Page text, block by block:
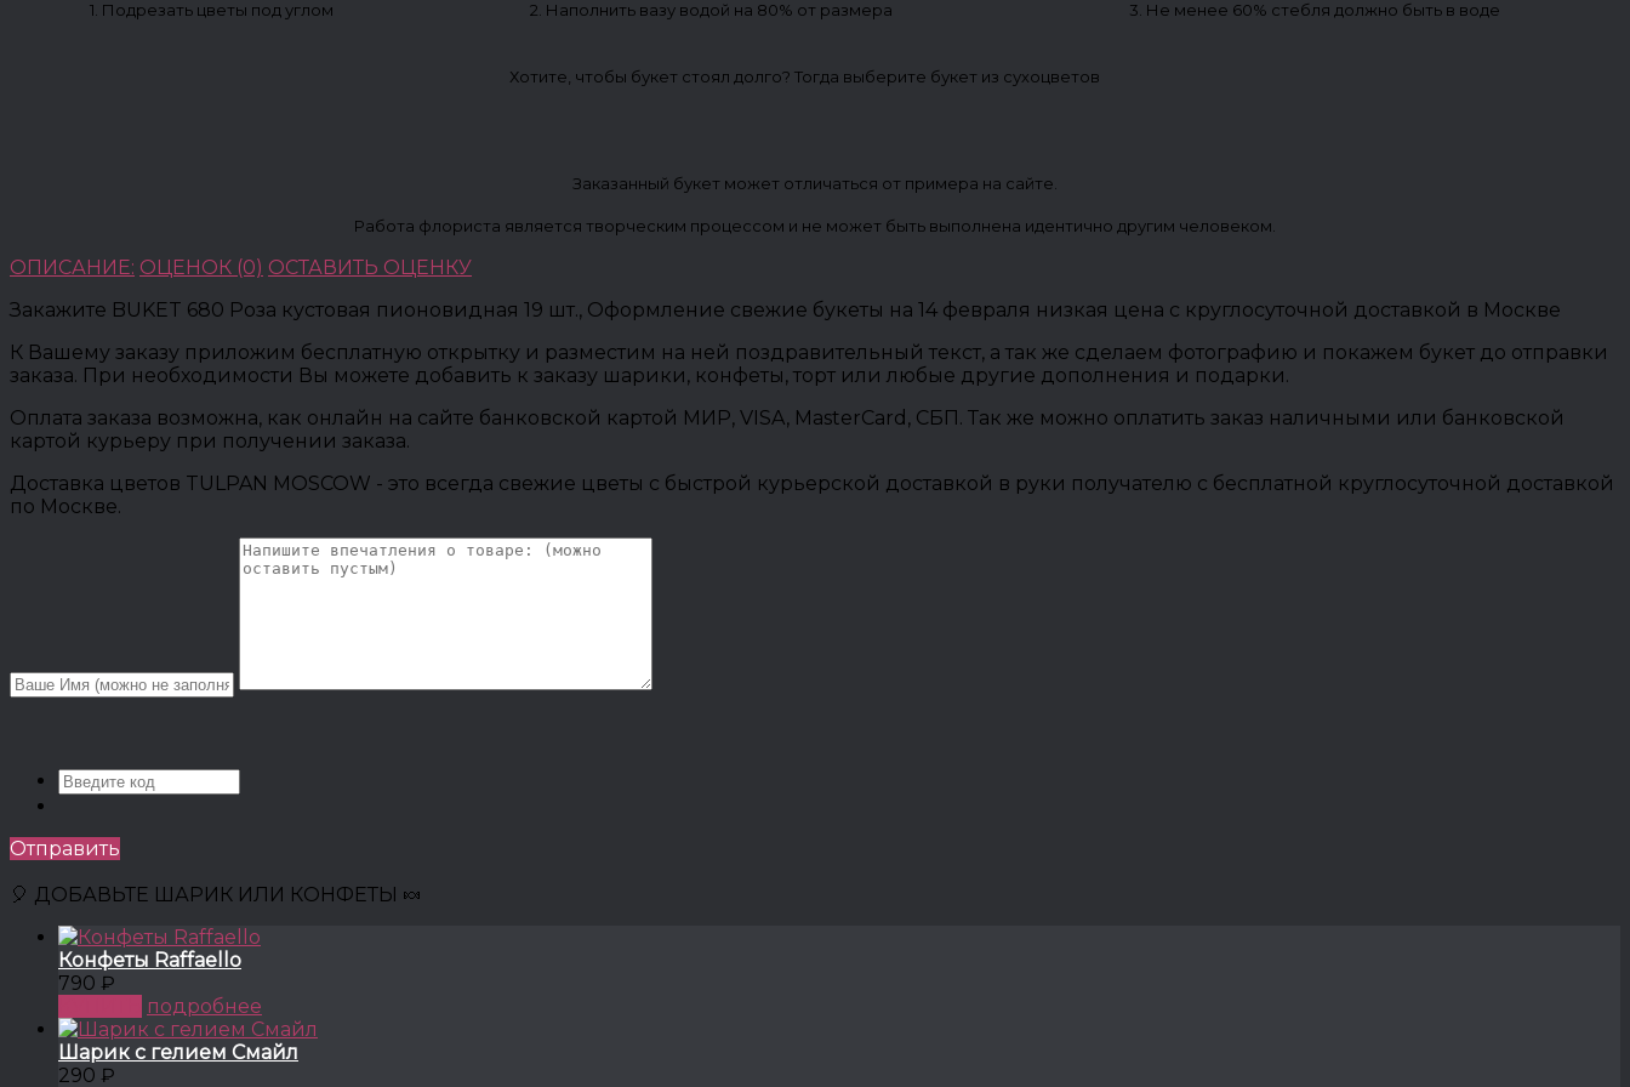
1. Подрезать цветы под углом 2. Наполнить вазу водой на 80% от размера 3. Не менее 60% стебля должно быть в воде
Хотите, чтобы букет стоял долго? Тогда выберите букет из сухоцветов
Заказанный букет может отличаться от примера на сайте.
Работа флориста является творческим процессом и не может быть выполнена идентично другим человеком.
ОПИСАНИЕ: ОЦЕНОК (0) ОСТАВИТЬ ОЦЕНКУ
Закажите BUKET 680 Роза кустовая пионовидная 19 шт., Оформление свежие букеты на 14 февраля низкая цена с круглосуточной доставкой в Москве
К Вашему заказу приложим бесплатную открытку и разместим на ней поздравительный текст, а так же сделаем фотографию и покажем букет до отправки
заказа. При необходимости Вы можете добавить к заказу шарики, конфеты, торт или любые другие дополнения и подарки.
Оплата заказа возможна, как онлайн на сайте банковской картой МИР, VISA, MasterCard, СБП. Так же можно оплатить заказ наличными или банковской
картой курьеру при получении заказа.
Доставка цветов TULPAN MOSCOW - это всегда свежие цветы с быстрой курьерской доставкой в руки получателю с бесплатной круглосуточной доставкой
по Москве.
Отправить
🎈 ДОБАВЬТЕ ШАРИК ИЛИ КОНФЕТЫ 🍬
Конфеты Raffaello
790 ₽
подробнее
Шарик с гелием Смайл
290 ₽